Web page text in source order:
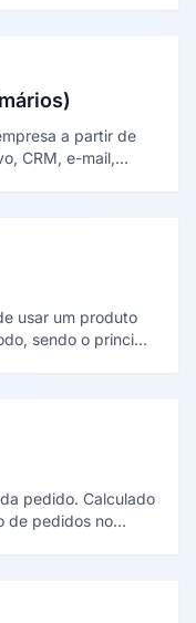
a partir de
CRM, e-mail,
usar um produto
sendo o principal
pedido. Calculado
de pedidos no